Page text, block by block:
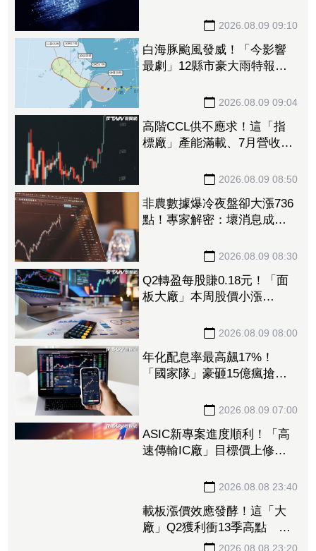
2026.08.09 09:10
白海豚颱風發威！「今影響
最劇」12縣市豪大雨特報
2026.08.09 09:04
高階CCL供不應求！這「指
標廠」產能滿載、7月營收暴
2026.08.09 08:50
非農數據爆冷夜盤卻大漲736
點！專家解密：壞消息成
2026.08.09 08:30
Q2轉盈每股賺0.18元！「面
板大廠」本周股價小漲
張、斥資5349萬元2026.08.09 08:00
年化配息率最高飆17%！
「國家隊」豪砸15億瘋搶這6
張反1登買超王2026.08.09 07:00
ASIC新專案進度順利！「高
速傳輸IC廠」目標價上修至
2026.08.08 23:40
載板漲價效應發酵！這「大
廠」Q2獲利衝13季高點 再
砸468億搶AI商機